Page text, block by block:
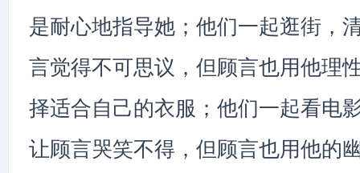
是耐心地指导她；他们一起逛街，
言觉得不可思议，但顾言也用他理
择适合自己的衣服；他们一起看电
让顾言哭笑不得，但顾言也用他的